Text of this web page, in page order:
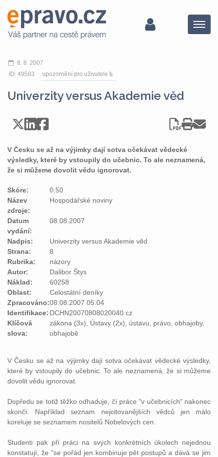
Menu
8. 8. 2007
ID: 49583
upozornění pro uživatele
Univerzity versus Akademie věd
V Česku se až na výjimky dají sotva očekávat vědecké
výsledky, které by vstoupily do učebnic. To ale neznamená,
že si můžeme dovolit vědu ignorovat.
Skóre:
0.50
Název
zdroje:
Hospodářské noviny
Datum
vydání:
08.08.2007
Nadpis:
Univerzity versus Akademie věd
Strana:
8
Rubrika:
názory
Autor:
Dalibor Štys
Náklad:
60258
Oblast:
Celostátní deníky
Zpracováno:08.08.2007 05:04
Identifikace: DCHN20070808020040 cz
Klíčová
slova:
zákona (3x), Ústavy (2x), ústavu, právo, obhajoby,
obhajobě
V Česku se až na výjimky dají sotva očekávat vědecké výsledky,
které by vstoupily do učebnic. To ale neznamená, že si můžeme
dovolit vědu ignorovat.
Dopředu se totiž těžko odhaduje, čí práce "v učebnicích" nakonec
skončí. Například seznam nejcitovanějších vědců jen málo
koreluje se seznamem nositelů Nobelových cen.
Studenti pak při práci na svých konkrétních úkolech nejednou
konstatují, že "se pořád jen kombinuje pět postupů a dává se jim